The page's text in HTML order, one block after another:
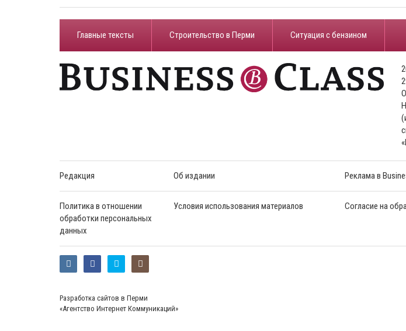
Главные тексты Строительство в Перми ​Ситуация с бензином
Редакция Об издании Реклама в
Политика в отношении
обработки персональных
данных
Условия использования материалов Согласие на
Разработка сайтов в Перми
«Агентство Интернет Коммуникаций»